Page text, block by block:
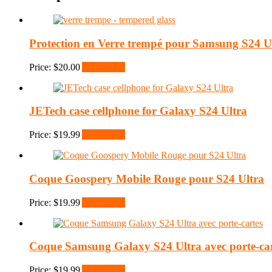
Protection en Verre trempé pour Samsung S24
Price: $20.00
JETech case cellphone for Galaxy S24 Ultra
Price: $19.99
Coque Goospery Mobile Rouge pour S24 Ultra
Price: $19.99
Coque Samsung Galaxy S24 Ultra avec porte-
Price: $19.99